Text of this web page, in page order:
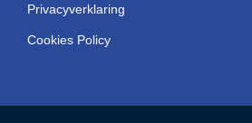
Privacyverklaring
Cookies Policy